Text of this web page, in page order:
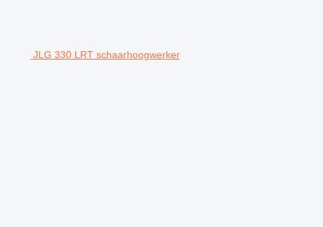
JLG 330 LRT schaarhoogwerker